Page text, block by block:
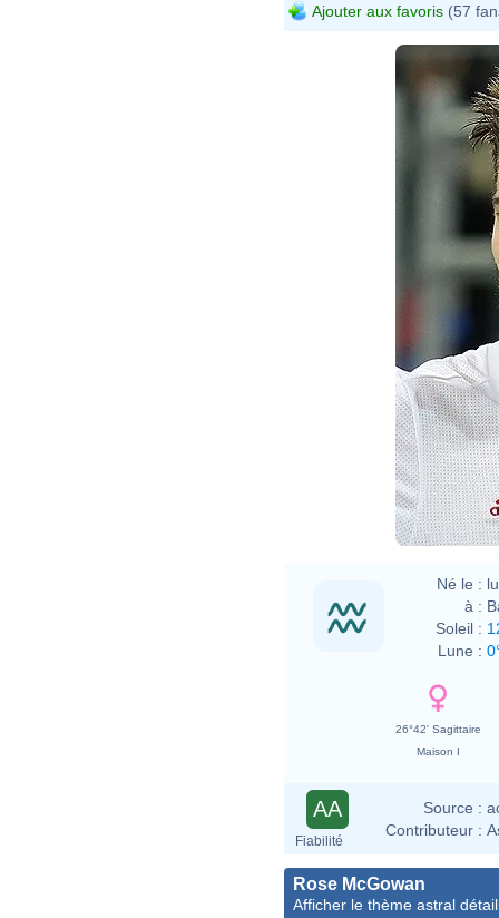
Ajouter aux favoris (57
Né le :
à :
Soleil :
Lune :
26°42' Sagittaire
Maison I
AA
Fiabilité
Source :
Contributeur :
Rose McGowan
Afficher le thème astral